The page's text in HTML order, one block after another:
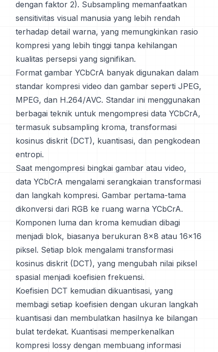
dengan faktor 2). Subsampling memanfaatkan
sensitivitas visual manusia yang lebih rendah
terhadap detail warna, yang memungkinkan rasio
kompresi yang lebih tinggi tanpa kehilangan
kualitas persepsi yang signifikan.
Format gambar YCbCrA banyak digunakan dalam
standar kompresi video dan gambar seperti JPEG,
MPEG, dan H.264/AVC. Standar ini menggunakan
berbagai teknik untuk mengompresi data YCbCrA,
termasuk subsampling kroma, transformasi
kosinus diskrit (DCT), kuantisasi, dan pengkodean
entropi.
Saat mengompresi bingkai gambar atau video,
data YCbCrA mengalami serangkaian transformasi
dan langkah kompresi. Gambar pertama-tama
dikonversi dari RGB ke ruang warna YCbCrA.
Komponen luma dan kroma kemudian dibagi
menjadi blok, biasanya berukuran 8x8 atau 16x16
piksel. Setiap blok mengalami transformasi
kosinus diskrit (DCT), yang mengubah nilai piksel
spasial menjadi koefisien frekuensi.
Koefisien DCT kemudian dikuantisasi, yang
membagi setiap koefisien dengan ukuran langkah
kuantisasi dan membulatkan hasilnya ke bilangan
bulat terdekat. Kuantisasi memperkenalkan
kompresi lossy dengan membuang informasi